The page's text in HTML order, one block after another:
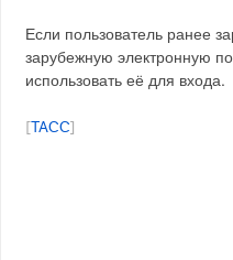
Если пользователь ранее
зарубежную электронную
использовать её для входа.
[ТАСС]